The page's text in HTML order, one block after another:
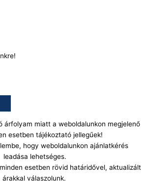
árfolyam miatt a weboldalunkon megjelenő
esetben tájékoztató jellegűek!
hogy weboldalunkon ajánlatkérés
leadása lehetséges.
esetben rövid határidővel, aktualizált
árakkal válaszolunk.